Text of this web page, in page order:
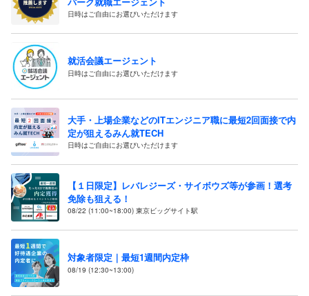
日時はご自由にお選びいただけます
就活会議エージェント
日時はご自由にお選びいただけます
大手・上場企業などのITエンジニア職に最短2回面接で内
定が狙えるみん就TECH
日時はご自由にお選びいただけます
【１日限定】レバレジーズ・サイボウズ等が参画！選考
免除も狙える！
08/22 (11:00~18:00) 東京ビッグサイト駅
対象者限定｜最短1週間内定枠
08/19 (12:30~13:00)